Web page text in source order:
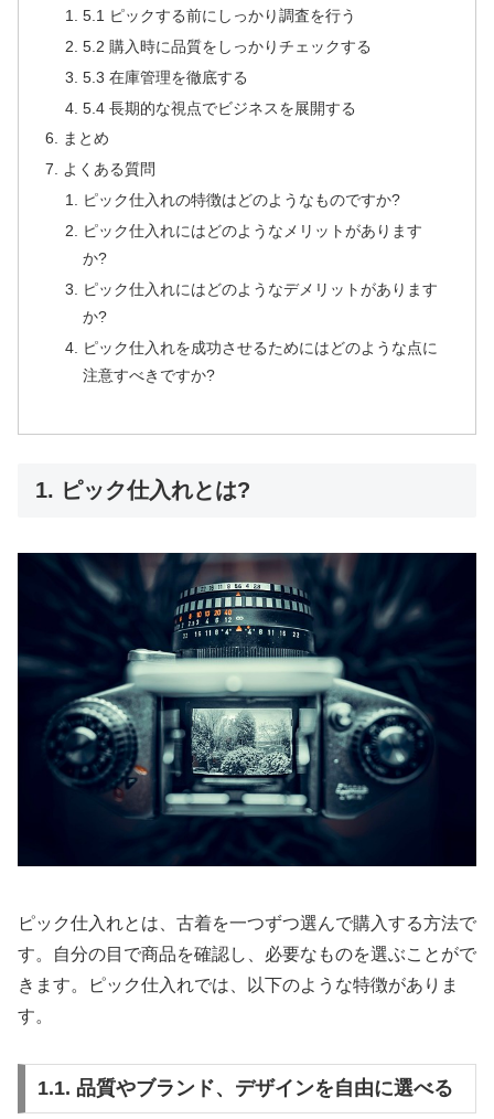
5.1 ピックする前にしっかり調査を行う
5.2 購入時に品質をしっかりチェックする
5.3 在庫管理を徹底する
5.4 長期的な視点でビジネスを展開する
まとめ
よくある質問
ピック仕入れの特徴はどのようなものですか?
ピック仕入れにはどのようなメリットがあります
か?
ピック仕入れにはどのようなデメリットがあります
か?
ピック仕入れを成功させるためにはどのような点に
注意すべきですか?
1. ピック仕入れとは?
ピック仕入れとは、古着を一つずつ選んで購入する方法で
す。自分の目で商品を確認し、必要なものを選ぶことがで
きます。ピック仕入れでは、以下のような特徴がありま
す。
1.1. 品質やブランド、デザインを自由に選べる